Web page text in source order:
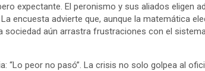
expectante. El peronismo y sus aliados eligen
encuesta advierte que, aunque la matemática
sociedad aún arrastra frustraciones con el
“Lo peor no pasó”. La crisis no solo golpea al